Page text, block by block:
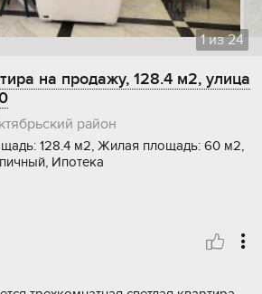
1из24
на продажу, 128.4 м2, улица
район
128.4 м2, Жилая площадь: 60 м2,
Ипотека